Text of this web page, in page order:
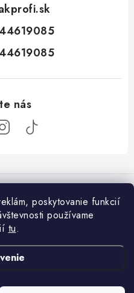
poskytovanie funkcií
používame
tu.